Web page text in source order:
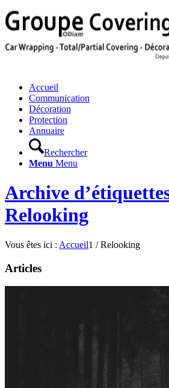
Accueil
Communication
Décoration
Protection
Annuaire
Rechercher
Menu Menu
Archive
Relooking
Vous êtes ici : Accueil1 / Relooking
Articles